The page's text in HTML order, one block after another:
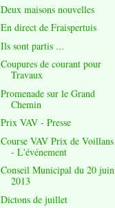
Deux maisons nouvelles
En direct de Fraispertuis
Ils sont partis ...
Coupures de courant pour
Travaux
Promenade sur le Grand
Chemin
Prix VAV - Presse
Course VAV Prix de Voillans
- L'événement
Conseil Municipal du 20 juin
2013
Dictons de juillet